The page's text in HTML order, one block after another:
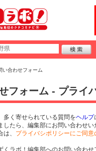
い合わせフォーム
フォーム - プライ
多く寄せられている質問をヘルプ
したら、編集部にお問い合わせい
、 プライバシポリシーにご同意
ラボ！編集部へのお問い合わ